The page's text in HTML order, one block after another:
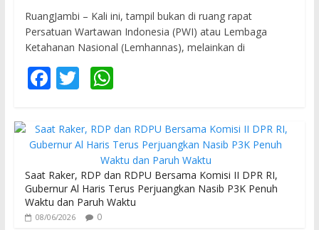
RuangJambi – Kali ini, tampil bukan di ruang rapat
Persatuan Wartawan Indonesia (PWI) atau Lembaga
Ketahanan Nasional (Lemhannas), melainkan di
F
ac
e
b
o
o
k
T
w
itt
er
W
at
s
A
p
p
Saat Raker, RDP dan RDPU Bersama Komisi II DPR RI,
Gubernur Al Haris Terus Perjuangkan Nasib P3K Penuh
Waktu dan Paruh Waktu
08/06/2026 0